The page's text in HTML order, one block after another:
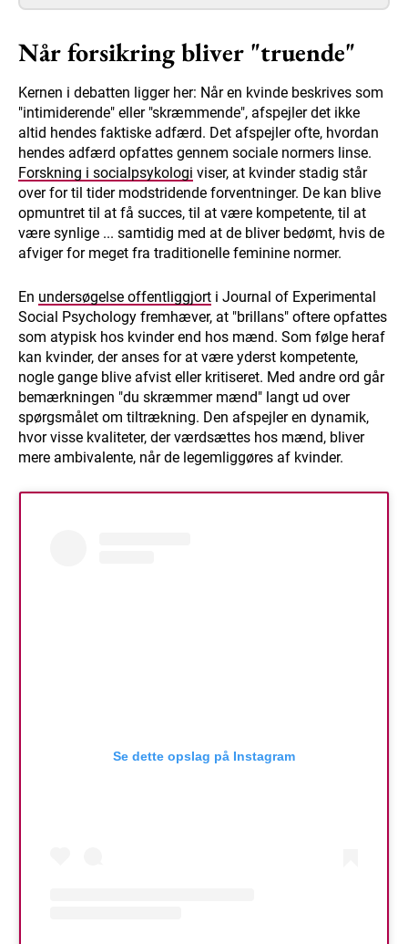
Når forsikring bliver "truende"
Kernen i debatten ligger her: Når en kvinde beskrives som
"intimiderende" eller "skræmmende", afspejler det ikke
altid hendes faktiske adfærd. Det afspejler ofte, hvordan
hendes adfærd opfattes gennem sociale normers linse.
Forskning i socialpsykologi viser, at kvinder stadig står
over for til tider modstridende forventninger. De kan blive
opmuntret til at få succes, til at være kompetente, til at
være synlige ... samtidig med at de bliver bedømt, hvis de
afviger for meget fra traditionelle feminine normer.
En undersøgelse offentliggjort i Journal of Experimental
Social Psychology fremhæver, at "brillans" oftere opfattes
som atypisk hos kvinder end hos mænd. Som følge heraf
kan kvinder, der anses for at være yderst kompetente,
nogle gange blive afvist eller kritiseret. Med andre ord går
bemærkningen "du skræmmer mænd" langt ud over
spørgsmålet om tiltrækning. Den afspejler en dynamik,
hvor visse kvaliteter, der værdsættes hos mænd, bliver
mere ambivalente, når de legemliggøres af kvinder.
Se dette opslag på Instagram